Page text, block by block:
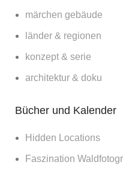
märchen gebäude
länder & regionen
konzept & serie
architektur & doku
Bücher und Kalender
Hidden Locations
Faszination